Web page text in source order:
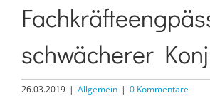
schwächerer
26.03.2019 | Allgemein | 0 Kommentare